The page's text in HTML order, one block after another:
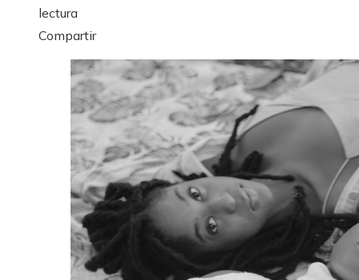
lectura
Facebook
Twitter
LinkedIn
Pinterest
Stumbleupon
Email
Compartir